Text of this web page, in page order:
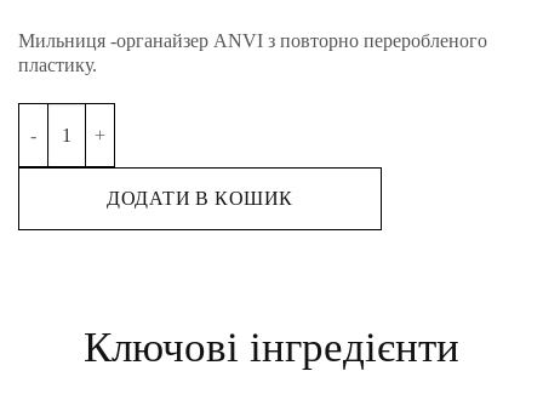
Мильниця -органайзер ANVI з повторно переробленого
пластику.
ДОДАТИ В КОШИК
Ключові інгредієнти